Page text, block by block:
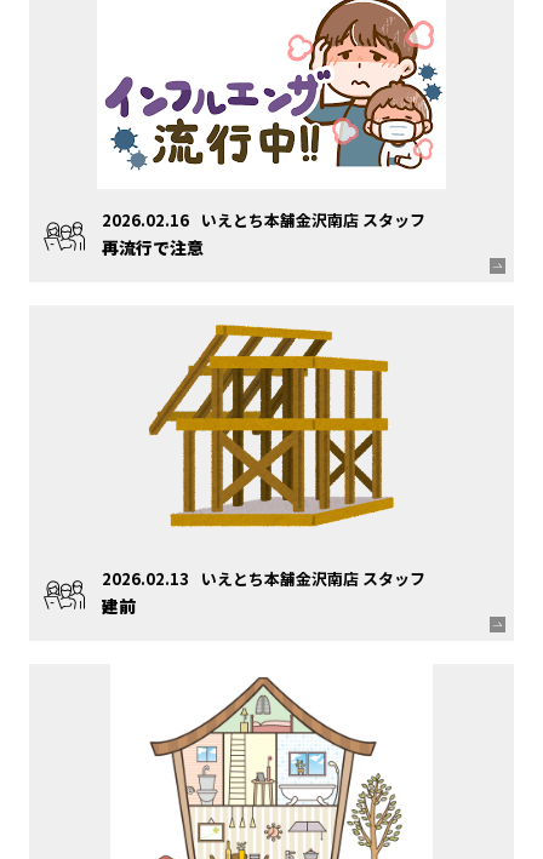
2026.02.16 いえとち本舗金沢南店 スタッフ
再流行で注意
2026.02.13 いえとち本舗金沢南店 スタッフ
建前